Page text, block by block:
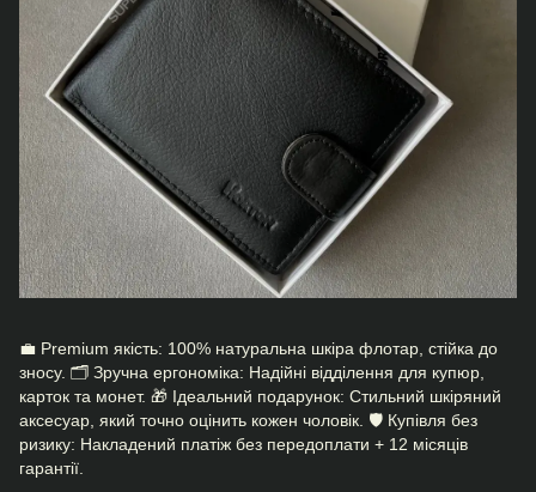
💼 Premium якість: 100% натуральна шкіра флотар, стійка до
зносу. 🗂 Зручна ергономіка: Надійні відділення для купюр,
карток та монет. 🎁 Ідеальний подарунок: Стильний шкіряний
аксесуар, який точно оцінить кожен чоловік. 🛡️ Купівля без
ризику: Накладений платіж без передоплати + 12 місяців
гарантії.